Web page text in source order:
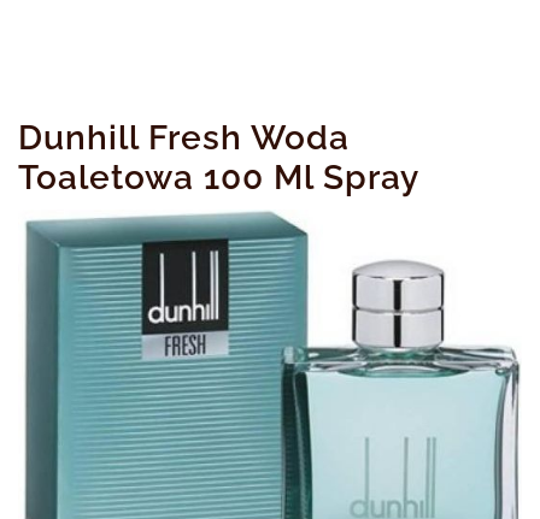
Dunhill Fresh Woda
Toaletowa 100 Ml Spray